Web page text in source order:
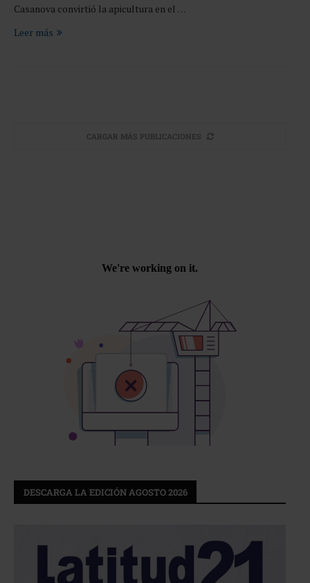
Casanova convirtió la apicultura en el …
Leer más
CARGAR MÁS PUBLICACIONES
DESCARGA LA EDICIÓN AGOSTO 2026